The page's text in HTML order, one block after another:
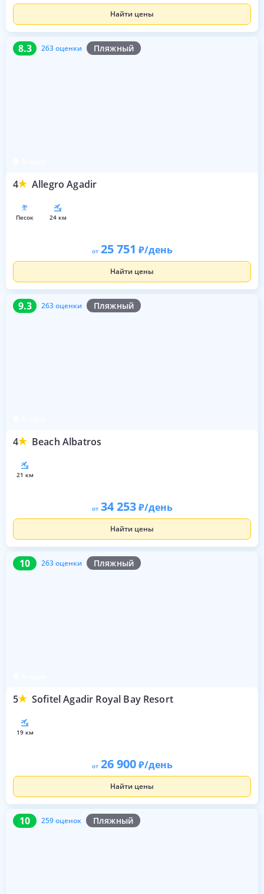
Найти цены
8.3 263 оценки Пляжный
4 Allegro Agadir
8.3 263 оценки
песок 24 км
от 25 751 /день
Найти цены
9.3 263 оценки Пляжный
4 Beach Albatros
9.3 263 оценки
21 км
от 34 253 /день
Найти цены
10 263 оценки Пляжный
5 Sofitel Agadir Royal Bay Resort
10 263 оценки
19 км
от 26 900 /день
Найти цены
10 259 оценок Пляжный
10 259 оценок